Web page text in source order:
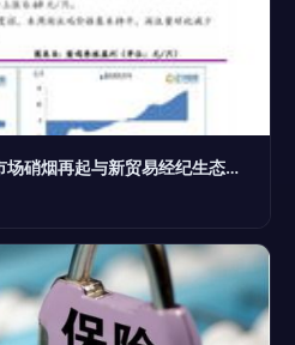
中美贸易摩擦升级 农产品市场硝烟再起与新贸易经纪生态挑战